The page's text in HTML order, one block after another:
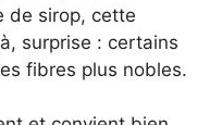
de sirop, cette
surprise : certains
fibres plus nobles.